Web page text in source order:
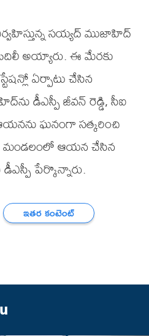
సయ్యద్ ముజాహిద్
అయ్యారు. ఈ మేరకు
ఏర్పాటు చేసిన
డీఎస్పీ జీవన్ రెడ్డి, సీఐ
ఘనంగా సత్కరించి
మండలంలో ఆయన చేసిన
పేర్కొన్నారు.
ఇతర కంటెంట్